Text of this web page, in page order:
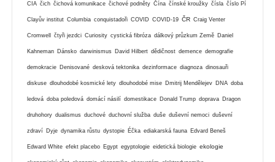
CIA čich čichová komunikace čichové podněty Čína čínské kroužky čísla číslo Pí
Clayův institut Columbia conquistadoři COVID COVID-19 ČR Craig Venter
Cromwell čtyři jezdci Curiosity cystická fibróza dálkový průzkum Země Daniel
Kahneman Dánsko darwinismus David Hilbert dědičnost demence demografie
demokracie Denisované desková tektonika dezinformace diagnoza dinosauři
diskuse dlouhodobé kosmické lety dlouhodobé mise Dmitrij Mendělejev DNA doba
ledová doba poledová domácí násilí domestikace Donald Trump doprava Dragon
druhohory dualismus duchové duchovní služba duše duševní nemoci duševní
zdraví Dyje dynamika růstu dystopie Éčka ediakarská fauna Edvard Beneš
Edward White efekt placebo Egypt egyptologie eidetická biologie ekologie